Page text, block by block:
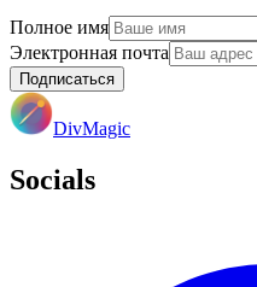
Полное имя
Электронная почта
Подписаться
DivMagic
Socials